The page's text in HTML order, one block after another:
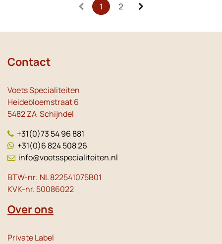
1 2
Contact
Voets Specialiteiten
Heidebloemstraat 6
5482 ZA Schijndel
+31(0)73 54 96 881
+31(0)6 824 508 26
info@voetsspecialiteiten.nl
BTW-nr: NL 822541075B01
KVK-nr. 50086022
Over ons
Private Label